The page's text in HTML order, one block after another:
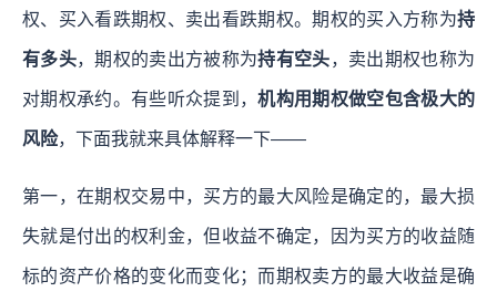
权、买入看跌期权、卖出看跌期权。期权的买入方称为持
有多头，期权的卖出方被称为持有空头，卖出期权也称为
对期权承约。有些听众提到，机构用期权做空包含极大的
风险，下面我就来具体解释一下——
第一，在期权交易中，买方的最大风险是确定的，最大损
失就是付出的权利金，但收益不确定，因为买方的收益随
标的资产价格的变化而变化；而期权卖方的最大收益是确